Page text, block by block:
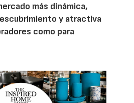
más dinámica,
y atractiva
como para